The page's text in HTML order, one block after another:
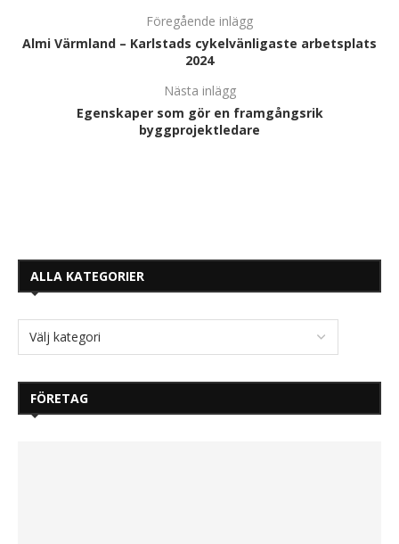
Föregående inlägg
Almi Värmland – Karlstads cykelvänligaste arbetsplats
2024
Nästa inlägg
Egenskaper som gör en framgångsrik
byggprojektledare
ALLA KATEGORIER
FÖRETAG